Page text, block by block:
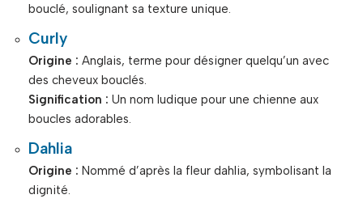
bouclé, soulignant sa texture unique.
Curly
Origine : Anglais, terme pour désigner quelqu’un avec
des cheveux bouclés.
Signification : Un nom ludique pour une chienne aux
boucles adorables.
Dahlia
Origine : Nommé d’après la fleur dahlia, symbolisant la
dignité.